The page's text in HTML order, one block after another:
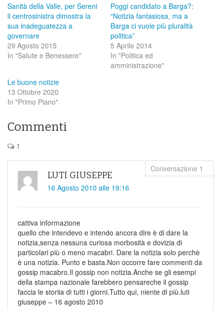
Sanità della Valle, per Sereni
il centrosinistra dimostra la
sua inadeguatezza a
governare
29 Agosto 2015
In "Salute e Benessere"
Poggi candidato a Barga?:
“Notizia fantasiosa, ma a
Barga ci vuole più pluralità
politica”
5 Aprile 2014
In "Politica ed
amministrazione"
Le buone notizie
13 Ottobre 2020
In "Primo Piano"
Commenti
1
LUTI GIUSEPPE
16 Agosto 2010 alle 19:16
cattiva informazione
quello che intendevo e intendo ancora dire è di dare la
notizia,senza nessuna curiosa morbosità e dovizia di
particolari più o meno macabri. Dare la notizia solo perchè
è una notizia. Punto e basta.Non occorre fare commenti da
gossip macabro.Il gossip non notizia.Anche se gli esempi
della stampa nazionale farebbero pensareche il gossip
faccia le storiia di tutti i giorni.Tutto qui, niente di più.luti
giuseppe – 16 agosto 2010